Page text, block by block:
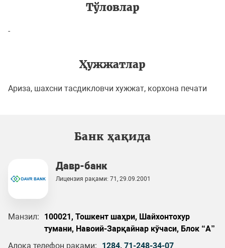
Тўловлар
-
Ҳужжатлар
Ариза, шахсни тасдикловчи хужжат, корхона печати
Банк ҳақида
Давр-банк
Лицензия рақами: 71, 29.09.2001
Манзил:
100021, Тошкент шаҳри, Шайхонтохур
тумани, Навоий-Зарқайнар кўчаси, Блок “А”
Алоқа телефон рақами:
1284, 71-248-34-07